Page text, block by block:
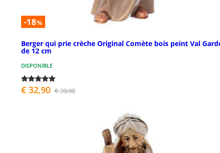
-18%
Berger qui prie crèche Original Comète bois peint Val
de 12 cm
DISPONIBLE
€ 32,90 € 39,90